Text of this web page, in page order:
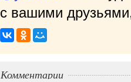
с вашими
Комментарии